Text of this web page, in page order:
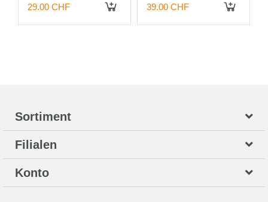
29.00 CHF 39.00 CHF
Sortiment
Filialen
Konto